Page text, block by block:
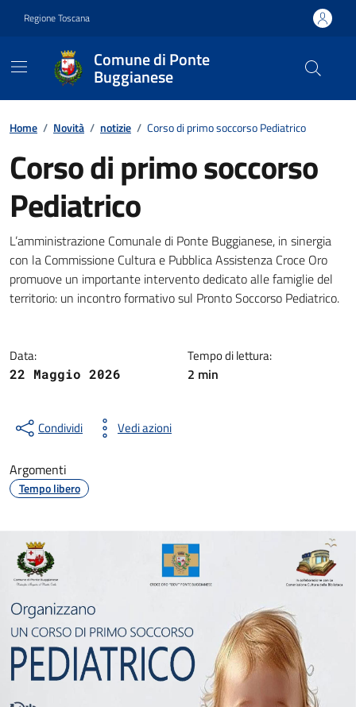
Regione Toscana
Comune di Ponte
Buggianese
Contenuti in evidenza
Home / Novità / notizie / Corso di primo soccorso Pediatrico
Corso di primo soccorso
Pediatrico
Dettagli della notizia
L’amministrazione Comunale di Ponte Buggianese, in sinergia
con la Commissione Cultura e Pubblica Assistenza Croce Oro
promuove un importante intervento dedicato alle famiglie del
territorio: un incontro formativo sul Pronto Soccorso Pediatrico.
Data:
22 Maggio 2026
Tempo di lettura:
2 min
Condividi Vedi azioni
Argomenti
Tempo libero